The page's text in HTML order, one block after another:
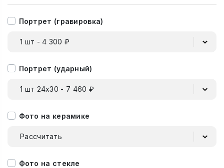
Портрет (гравировка)
1 шт - 4 300 ₽
Портрет (ударный)
1 шт 24х30 - 7 460 ₽
Фото на керамике
Рассчитать
Фото на стекле